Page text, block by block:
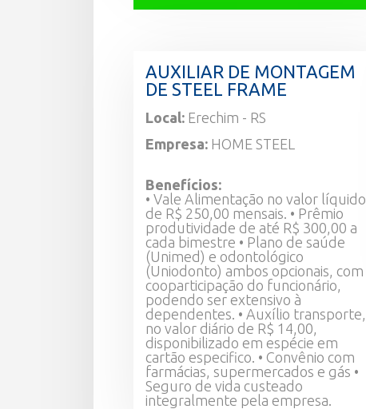
AUXILIAR DE MONTAGEM
DE STEEL FRAME
Local: Erechim - RS
Empresa: HOME STEEL
Benefícios:
• Vale Alimentação no valor líquido
de R$ 250,00 mensais. • Prêmio
produtividade de até R$ 300,00 a
cada bimestre • Plano de saúde
(Unimed) e odontológico
(Uniodonto) ambos opcionais, com
cooparticipação do funcionário,
podendo ser extensivo à
dependentes. • Auxílio transporte,
no valor diário de R$ 14,00,
disponibilizado em espécie em
cartão especifico. • Convênio com
farmácias, supermercados e gás •
Seguro de vida custeado
integralmente pela empresa.